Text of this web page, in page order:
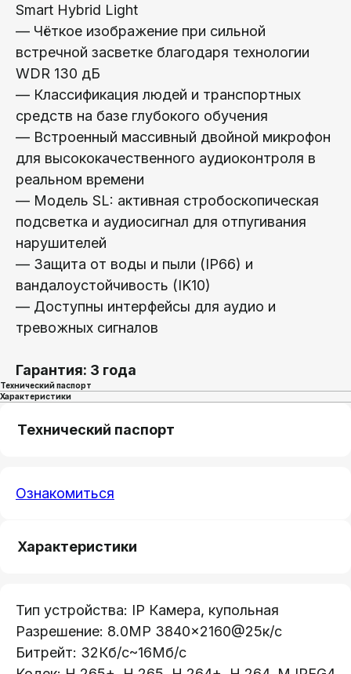
Smart Hybrid Light
— Чёткое изображение при сильной
встречной засветке благодаря технологии
WDR 130 дБ
— Классификация людей и транспортных
средств на базе глубокого обучения
— Встроенный массивный двойной микрофон
для высококачественного аудиоконтроля в
реальном времени
— Модель SL: активная стробоскопическая
подсветка и аудиосигнал для отпугивания
нарушителей
— Защита от воды и пыли (IP66) и
вандалоустойчивость (IK10)
— Доступны интерфейсы для аудио и
тревожных сигналов
Гарантия: 3 года
Технический паспорт
Характеристики
Технический паспорт
Ознакомиться
Характеристики
Тип устройства: IP Камера, купольная
Разрешение: 8.0MP 3840×2160@25к/с
Битрейт: 32Кб/с~16Мб/с